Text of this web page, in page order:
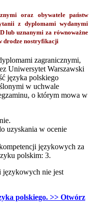
oraz obywatele państw
z dyplomami wydanymi
lub uznanymi za równoważne
drodze nostryfikacji
zagranicznymi,
Uniwersytet Warszawski
języka polskiego
w uchwale
o którym mowa w
uzyskania w ocenie
językowych za
polskim: 3.
językowych nie jest
polskiego. >> Otwórz